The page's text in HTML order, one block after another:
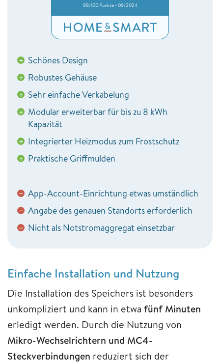
88/100 Punkte • 06/2024
+ Schönes Design
+ Robustes Gehäuse
+ Sehr einfache Verkabelung
+ Modular erweiterbar für bis zu 8 kWh
Kapazität
+ Integrierter Heizmodus zum Frostschutz
+ Praktische Griffmulden
− App-Account-Einrichtung etwas umständlich
− Angabe des genauen Standorts erforderlich
− Nicht als Notstromaggregat einsetzbar
Einfache Installation und Nutzung
Die Installation des Speichers ist besonders
unkompliziert und kann in etwa fünf Minuten
erledigt werden. Durch die Nutzung von
Mikro-Wechselrichtern und MC4-
Steckverbindungen reduziert sich der